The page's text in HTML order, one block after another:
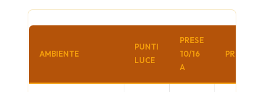
AMBIENTE
PUNTI
LUCE
PRESE
10/16
A
PRESE